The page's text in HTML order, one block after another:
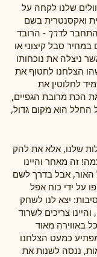
שלנו לקחה על
ואקסנטרית בשם
לדרך - הרובד
סבל קיצוני או
ניצלה את נוכחותו
הצלחנו לחטוף את
לחלוטין את
הכת מרובת הגפיים,
הוא מקום גדול,
שלנו, אלא את להק
זה מאחר והיינו
האור, אבל בדרך לשם
על ידי כוח אפל
יצא לנו לשחק
צריכים לשרוד
באווירה מאוד
כמעט הצלחנו
ננסה לשנות את